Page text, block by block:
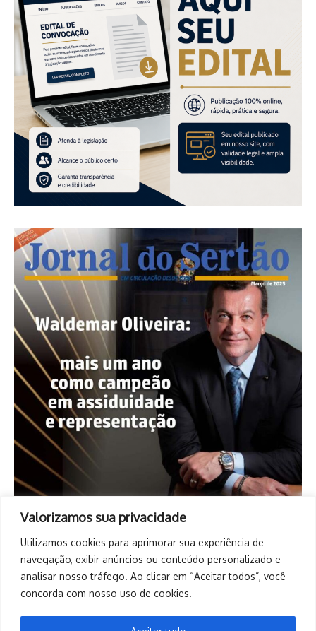
Valorizamos sua privacidade
Utilizamos cookies para aprimorar sua experiência de
navegação, exibir anúncios ou conteúdo personalizado e
analisar nosso tráfego. Ao clicar em “Aceitar todos”, você
concorda com nosso uso de cookies.